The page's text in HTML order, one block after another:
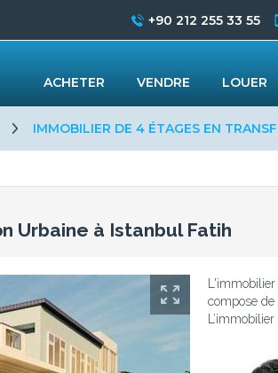
IMMOBILIER DE 4 ÉTAGES EN
Urbaine à Istanbul Fatih
compose de
+90 212 255 33 55
ACHETER VENDRE LOUER